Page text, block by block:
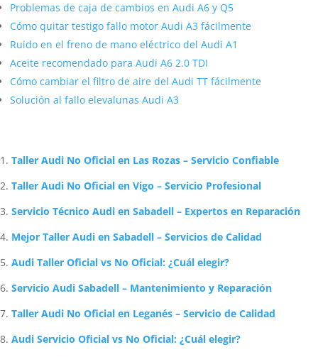
Problemas de caja de cambios en Audi A6 y Q5
Cómo quitar testigo fallo motor Audi A3 fácilmente
Ruido en el freno de mano eléctrico del Audi A1
Aceite recomendado para Audi A6 2.0 TDI
Cómo cambiar el filtro de aire del Audi TT fácilmente
Solución al fallo elevalunas Audi A3
Taller Audi No Oficial en Las Rozas – Servicio Confiable
Taller Audi No Oficial en Vigo – Servicio Profesional
Servicio Técnico Audi en Sabadell – Expertos en Reparación
Mejor Taller Audi en Sabadell – Servicios de Calidad
Audi Taller Oficial vs No Oficial: ¿Cuál elegir?
Servicio Audi Sabadell – Mantenimiento y Reparación
Taller Audi No Oficial en Leganés – Servicio de Calidad
Audi Servicio Oficial vs No Oficial: ¿Cuál elegir?